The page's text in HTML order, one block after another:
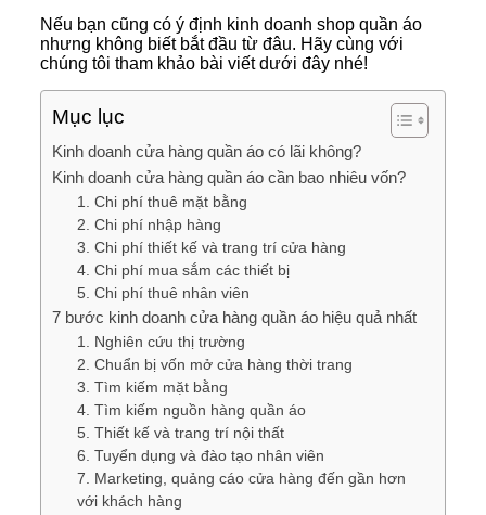
Nếu bạn cũng có ý định kinh doanh shop quần áo
nhưng không biết bắt đầu từ đâu. Hãy cùng với
chúng tôi tham khảo bài viết dưới đây nhé!
Mục lục
Kinh doanh cửa hàng quần áo có lãi không?
Kinh doanh cửa hàng quần áo cần bao nhiêu vốn?
1. Chi phí thuê mặt bằng
2. Chi phí nhập hàng
3. Chi phí thiết kế và trang trí cửa hàng
4. Chi phí mua sắm các thiết bị
5. Chi phí thuê nhân viên
7 bước kinh doanh cửa hàng quần áo hiệu quả nhất
1. Nghiên cứu thị trường
2. Chuẩn bị vốn mở cửa hàng thời trang
3. Tìm kiếm mặt bằng
4. Tìm kiếm nguồn hàng quần áo
5. Thiết kế và trang trí nội thất
6. Tuyển dụng và đào tạo nhân viên
7. Marketing, quảng cáo cửa hàng đến gần hơn
với khách hàng